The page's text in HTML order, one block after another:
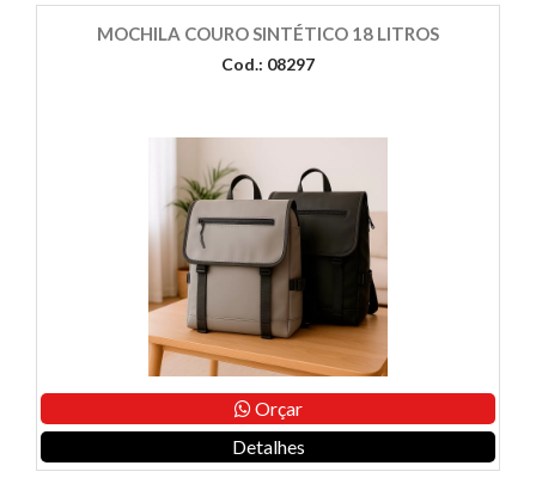
MOCHILA COURO SINTÉTICO 18 LITROS
Cod.: 08297
Orçar
Detalhes